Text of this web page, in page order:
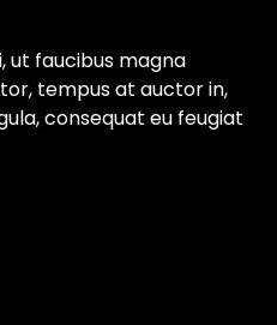
ut faucibus magna
tempus at auctor in,
consequat eu feugiat